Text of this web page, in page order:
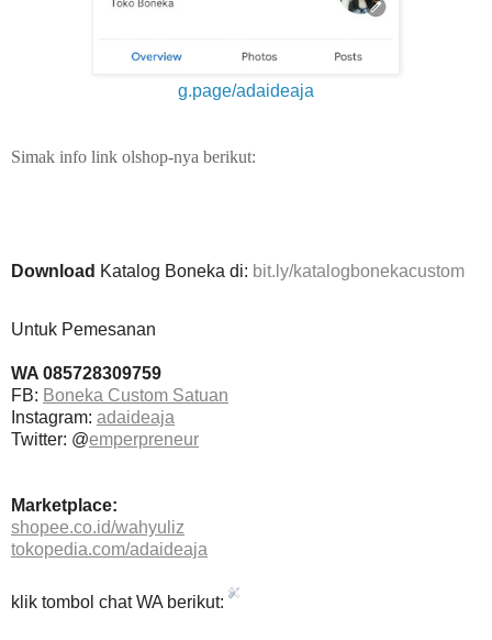
g.page/adaideaja
Simak info link olshop-nya berikut:
Download Katalog Boneka di: bit.ly/katalogbonekacustom
Untuk Pemesanan
WA 085728309759
FB: Boneka Custom Satuan
Instagram: adaideaja
Twitter: @emperpreneur
Marketplace:
shopee.co.id/wahyuliz
tokopedia.com/adaideaja
klik tombol chat WA berikut: